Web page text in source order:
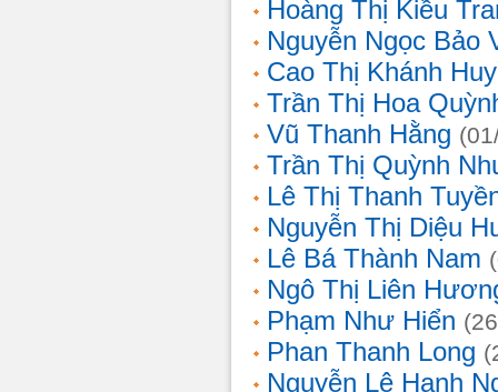
Hoàng Thị Kiều
Nguyễn Ngọc Bảo
Cao Thị Khánh
Trần Thị Hoa
Vũ Thanh Hằng
Trần Thị Quỳnh
Lê Thị Thanh
Nguyễn Thị Diệu
Lê Bá Thành Nam
Ngô Thị Liên
Phạm Như Hiển
Phan Thanh Long
Nguyễn Lê Hạnh